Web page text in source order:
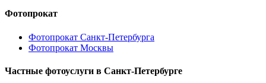
Фотопрокат
Фотопрокат Санкт-Петербурга
Фотопрокат Москвы
Частные фотоуслуги в Санкт-Петербурге